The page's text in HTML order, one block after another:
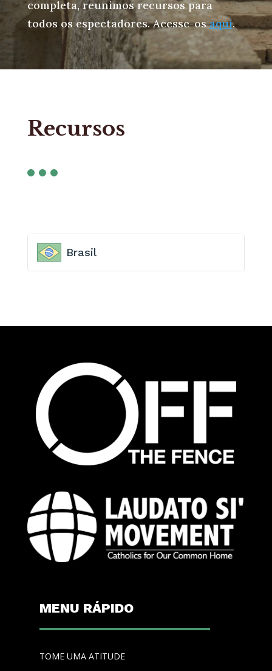
completa, reunimos recursos para
todos os espectadores. Acesse-osaqui.
Recursos
Brasil
MENU RÁPIDO
TOME UMA ATITUDE